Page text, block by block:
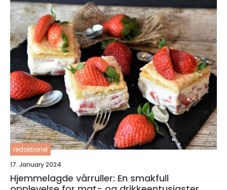
redaktionel
17. January 2024
Hjemmelagde vårruller: En smakfull